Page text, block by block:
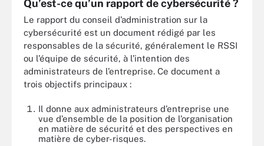
Qu’est-ce qu’un rapport de cybersécurité ?
Le rapport du conseil d’administration sur la
cybersécurité est un document rédigé par les
responsables de la sécurité, généralement le RSSI
ou l’équipe de sécurité, à l’intention des
administrateurs de l’entreprise. Ce document a
trois objectifs principaux :
Il donne aux administrateurs d’entreprise une
vue d’ensemble de la position de l’organisation
en matière de sécurité et des perspectives en
matière de cyber-risques.